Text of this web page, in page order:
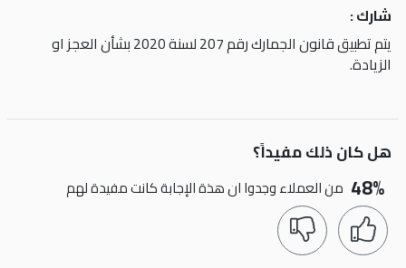
شارك :
يتم تطبيق قانون الجمارك رقم 207 لسنة 2020 بشأن العجز او
الزيادة.
هل كان ذلك مفيداً؟
48% من العملاء وجدوا ان هذة الإجابة كانت مفيدة لهم